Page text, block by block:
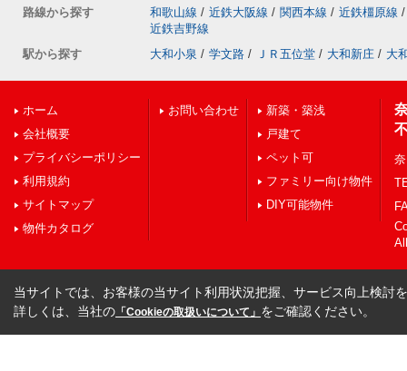
路線から探す
和歌山線 / 近鉄大阪線 / 関西本線 / 近鉄橿原線 /
近鉄吉野線
駅から探す
大和小泉 / 学文路 / ＪＲ五位堂 / 大和新庄 / 大
ホーム
会社概要
プライバシーポリシー
利用規約
サイトマップ
物件カタログ
お問い合わせ
新築・築浅
戸建て
ペット可
ファミリー向け物件
DIY可能物件
当サイトでは、お客様の当サイト利用状況把握、サービス向上検討
詳しくは、当社の 「Cookieの取扱いについて」 をご確認ください。